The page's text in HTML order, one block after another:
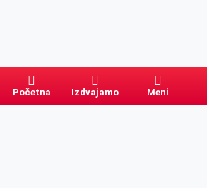
Početna Izdvajamo Meni